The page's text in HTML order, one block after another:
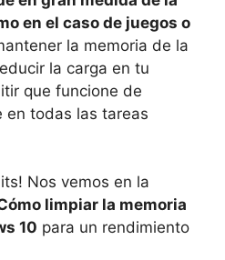
en el caso de juegos o
la memoria de la
la carga en tu
que funcione de
⁢en ​todas las tareas
Nos vemos en la
limpiar⁤ la memoria⁣
10 para⁢ un rendimiento